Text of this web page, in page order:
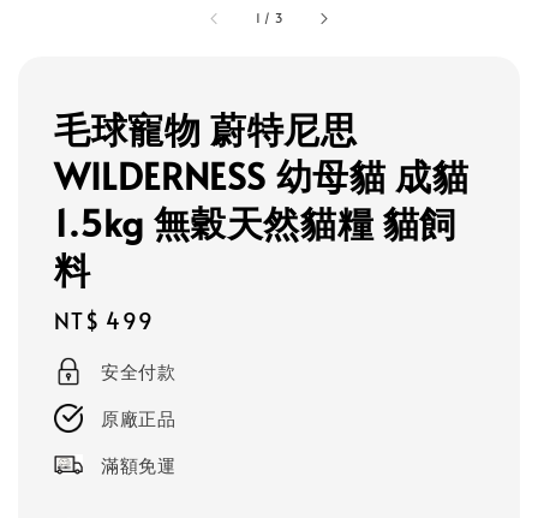
1 / 3
毛球寵物 蔚特尼思
WILDERNESS 幼母貓 成貓
1.5kg 無穀天然貓糧 貓飼
料
Regular
price
NT$ 499
安全付款
原廠正品
滿額免運